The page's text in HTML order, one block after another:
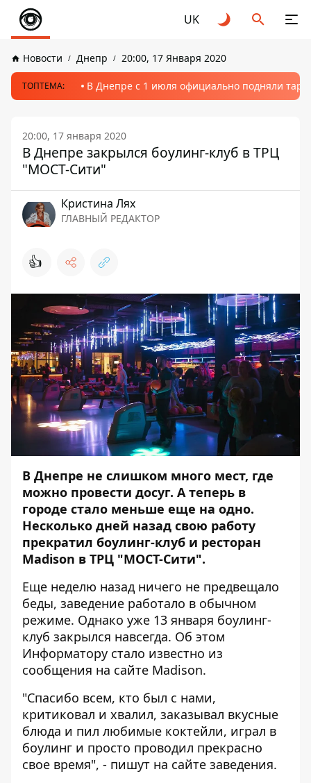
UK
Новости Днепр 20:00, 17 Января 2020
ТОПТЕМА: В Днепре с 1 июля официально подняли
20:00, 17 января 2020
В Днепре закрылся боулинг-клуб в ТРЦ
"МОСТ-Сити"
Кристина Лях
ГЛАВНЫЙ РЕДАКТОР
👍
В Днепре не слишком много мест, где
можно провести досуг. А теперь в
городе стало меньше еще на одно.
Несколько дней назад свою работу
прекратил боулинг-клуб и ресторан
Madison в ТРЦ "МОСТ-Сити".
Еще неделю назад ничего не предвещало
беды, заведение работало в обычном
режиме. Однако уже 13 января боулинг-
клуб закрылся навсегда. Об этом
Информатору стало известно из
сообщения на сайте Madison.
"Спасибо всем, кто был с нами,
критиковал и хвалил, заказывал вкусные
блюда и пил любимые коктейли, играл в
боулинг и просто проводил прекрасно
свое время", - пишут на сайте заведения.